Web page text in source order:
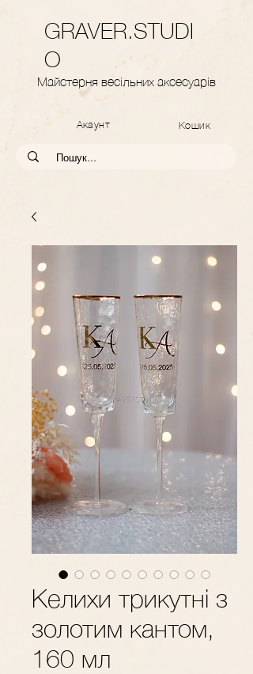
GRAVER.STUDI
O
Майстерня весільних аксесуарів
Акаунт Кошик
Келихи трикутні з
золотим кантом,
160 мл